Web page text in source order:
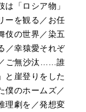
「ロシア物」
ーを観る／お任
伎の世界／染五
／幸猿愛それぞ
ご無沙汰……誰
と崖登りをした
僕のホームズ／
理劇を／発想変